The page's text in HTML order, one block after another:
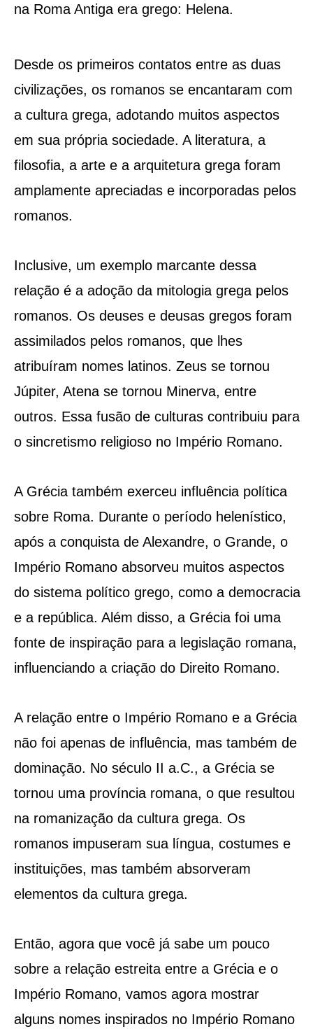
na Roma Antiga era grego: Helena.
Desde os primeiros contatos entre as duas
civilizações, os romanos se encantaram com
a cultura grega, adotando muitos aspectos
em sua própria sociedade. A literatura, a
filosofia, a arte e a arquitetura grega foram
amplamente apreciadas e incorporadas pelos
romanos.
Inclusive, um exemplo marcante dessa
relação é a adoção da mitologia grega pelos
romanos. Os deuses e deusas gregos foram
assimilados pelos romanos, que lhes
atribuíram nomes latinos. Zeus se tornou
Júpiter, Atena se tornou Minerva, entre
outros. Essa fusão de culturas contribuiu para
o sincretismo religioso no Império Romano.
A Grécia também exerceu influência política
sobre Roma. Durante o período helenístico,
após a conquista de Alexandre, o Grande, o
Império Romano absorveu muitos aspectos
do sistema político grego, como a democracia
e a república. Além disso, a Grécia foi uma
fonte de inspiração para a legislação romana,
influenciando a criação do Direito Romano.
A relação entre o Império Romano e a Grécia
não foi apenas de influência, mas também de
dominação. No século II a.C., a Grécia se
tornou uma província romana, o que resultou
na romanização da cultura grega. Os
romanos impuseram sua língua, costumes e
instituições, mas também absorveram
elementos da cultura grega.
Então, agora que você já sabe um pouco
sobre a relação estreita entre a Grécia e o
Império Romano, vamos agora mostrar
alguns nomes inspirados no Império Romano